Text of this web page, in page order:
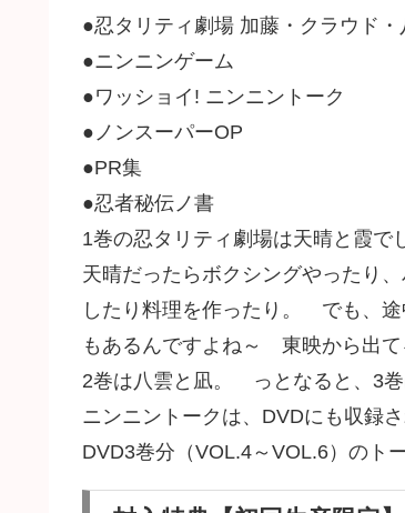
●忍タリティ劇場 加藤・クラウド
●ニンニンゲーム
●ワッショイ! ニンニントーク
●ノンスーパーOP
●PR集
●忍者秘伝ノ書
1巻の忍タリティ劇場は天晴と霞
天晴だったらボクシングやったり
したり料理を作ったり。 でも、
もあるんですよね～ 東映から出て
2巻は八雲と凪。 っとなると、3巻
ニンニントークは、DVDにも収録
DVD3巻分（VOL.4～VOL.6）のト